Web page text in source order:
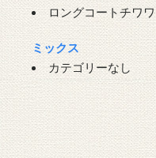
ロングコートチワワ
ミックス
カテゴリーなし